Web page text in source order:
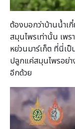
ต้องบอกว่าบ้านน้ำเ
สมุนไพรเท่านั้น เพร
หย่วนมาร์เก็ต ที่นี่เ
ปลูกแค่สมุนไพรอย่า
อีกด้วย